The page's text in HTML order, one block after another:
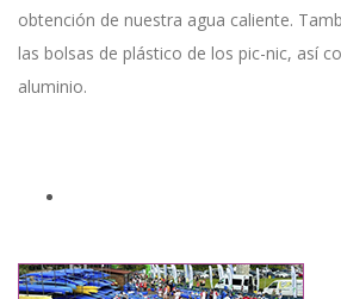
obtención de nuestra agua caliente.
las bolsas de plástico de los pic-nic, así
aluminio.